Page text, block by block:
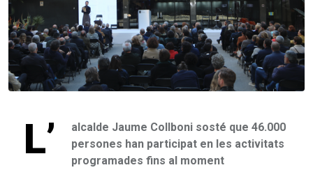
L’
alcalde Jaume Collboni sosté que 46.000
persones han participat en les activitats
programades fins al moment